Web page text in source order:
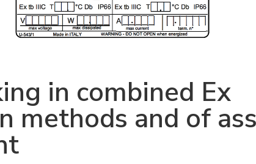
in combined Ex
methods and of